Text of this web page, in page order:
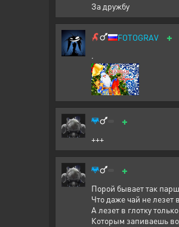
За дружбу
FOTOGRAV +
.
+
+++
+
Порой бывает так
Что даже чай не лезет
А лезет в глотку
Которым запиваешь